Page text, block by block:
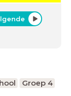
Groep 4